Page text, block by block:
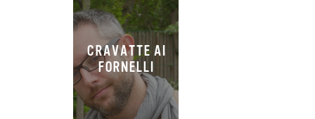
CRAVATTE AI
FORNELLI